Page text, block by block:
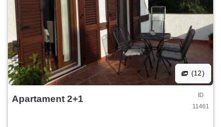
(12)
Apartament 2+1
ID
11461